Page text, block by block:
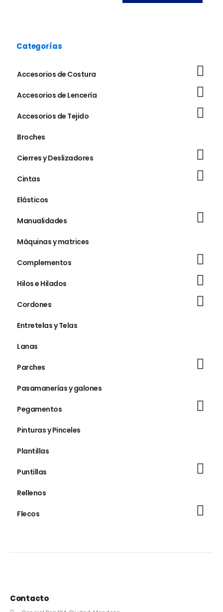
Categorías
Accesorios de Costura
Accesorios de Lencería
Accesorios de Tejido
Broches
Cierres y Deslizadores
Cintas
Elásticos
Manualidades
Máquinas y matrices
Complementos
Hilos e Hilados
Cordones
Entretelas y Telas
Lanas
Parches
Pasamanerías y galones
Pegamentos
Pinturas y Pinceles
Plantillas
Puntillas
Rellenos
Flecos
Contacto